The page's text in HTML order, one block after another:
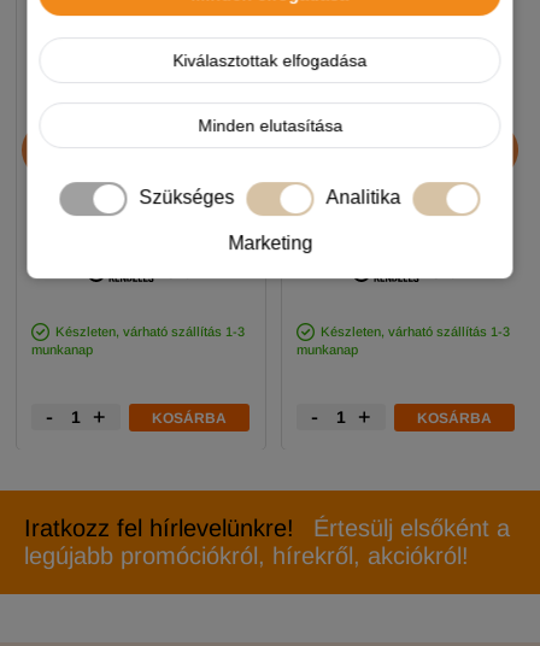
Kiválasztottak elfogadása
Minden elutasítása
Szükséges Analitika
Marketing
Chicopee HNL Protein Bar
jutalomfalat 25g
Készleten, várható szállítás 1-3
munkanap
- + KOSÁRBA
JosiDog Economy
kutyatáp 15+3kg
Készleten, várható szállítás 1-3
munkanap
- + KOSÁRBA
Iratkozz fel hírlevelünkre!
Értesülj elsőként a
legújabb promóciókról, hírekről, akciókról!